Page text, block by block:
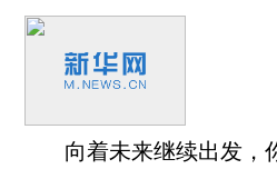
向着未来继续出发，